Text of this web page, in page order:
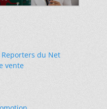
du Net
vente